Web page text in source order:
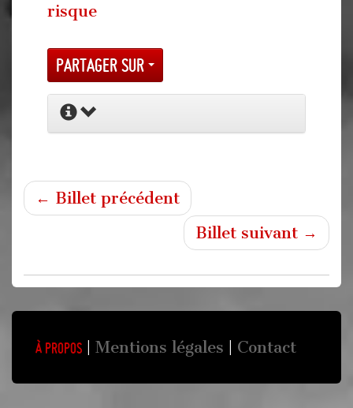
risque
Partager sur
← Billet précédent
Billet suivant →
À propos Mentions légales Contact